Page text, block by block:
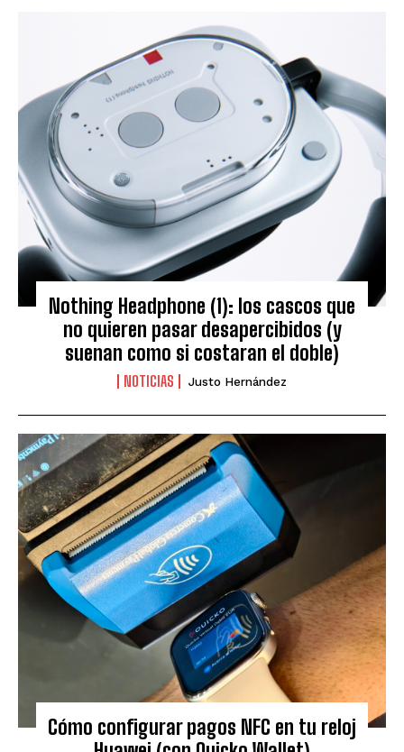
Nothing Headphone (1): los cascos que
no quieren pasar desapercibidos (y
suenan como si costaran el doble)
NOTICIAS Justo Hernández
Cómo configurar pagos NFC en tu reloj